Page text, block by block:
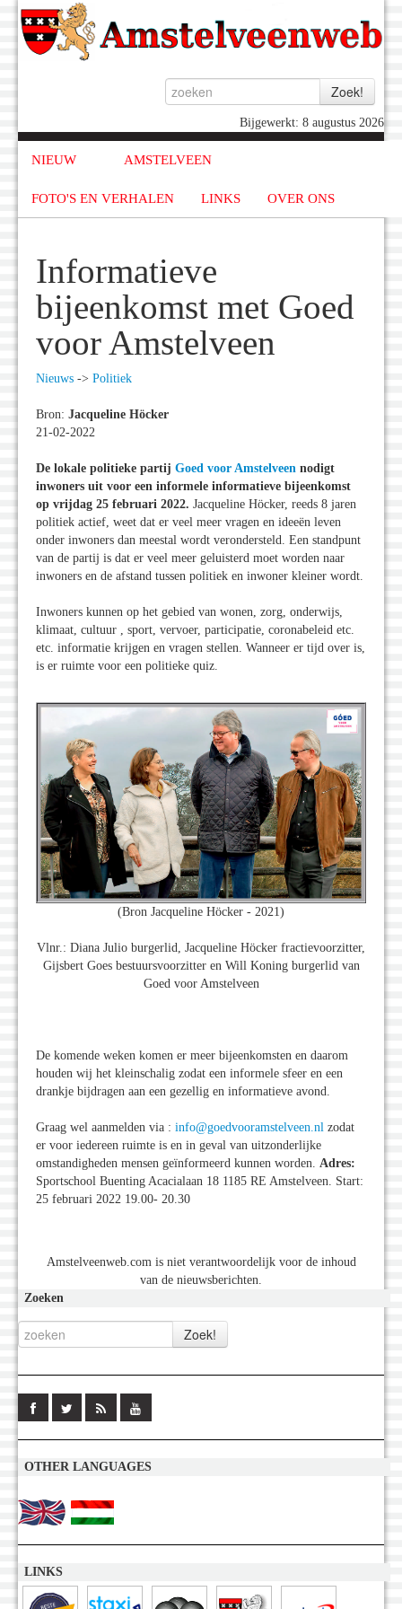
Bijgewerkt: 8 augustus 2026
NIEUW AMSTELVEEN
FOTO'S EN VERHALEN LINKS OVER ONS
Informatieve
bijeenkomst met Goed
voor Amstelveen
Nieuws -> Politiek
Bron: Jacqueline Höcker
21-02-2022
De lokale politieke partij Goed voor Amstelveen nodigt
inwoners uit voor een informele informatieve bijeenkomst
op vrijdag 25 februari 2022. Jacqueline Höcker, reeds 8 jaren
politiek actief, weet dat er veel meer vragen en ideeën leven
onder inwoners dan meestal wordt verondersteld. Een standpunt
van de partij is dat er veel meer geluisterd moet worden naar
inwoners en de afstand tussen politiek en inwoner kleiner wordt.
Inwoners kunnen op het gebied van wonen, zorg, onderwijs,
klimaat, cultuur , sport, vervoer, participatie, coronabeleid etc.
etc. informatie krijgen en vragen stellen. Wanneer er tijd over is,
is er ruimte voor een politieke quiz.
(Bron Jacqueline Höcker - 2021)
Vlnr.: Diana Julio burgerlid, Jacqueline Höcker fractievoorzitter,
Gijsbert Goes bestuursvoorzitter en Will Koning burgerlid van
Goed voor Amstelveen
De komende weken komen er meer bijeenkomsten en daarom
houden wij het kleinschalig zodat een informele sfeer en een
drankje bijdragen aan een gezellig en informatieve avond.
Graag wel aanmelden via : info@goedvooramstelveen.nl zodat
er voor iedereen ruimte is en in geval van uitzonderlijke
omstandigheden mensen geïnformeerd kunnen worden. Adres:
Sportschool Buenting Acacialaan 18 1185 RE Amstelveen. Start:
25 februari 2022 19.00- 20.30
Amstelveenweb.com is niet verantwoordelijk voor de inhoud
van de nieuwsberichten.
Zoeken
OTHER LANGUAGES
LINKS